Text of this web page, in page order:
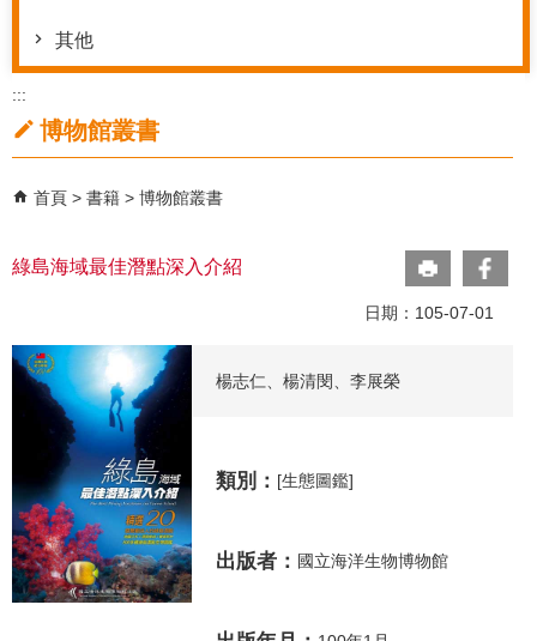
其他
:::
博物館叢書
首頁 書籍 博物館叢書
綠島海域最佳潛點深入介紹
日期：105-07-01
楊志仁、楊清閔、李展榮
類別： [生態圖鑑]
出版者： 國立海洋生物博物館